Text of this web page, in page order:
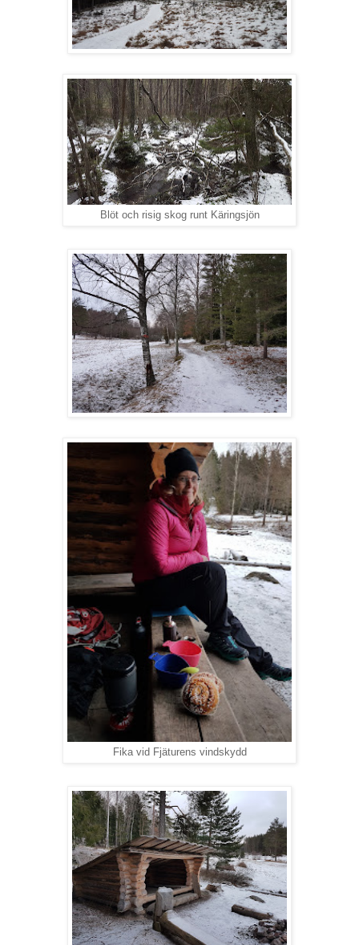
Blöt och risig skog runt Käringsjön
Fika vid Fjäturens vindskydd